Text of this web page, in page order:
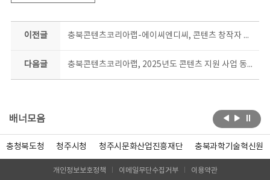
이전글 충북콘텐츠코리아랩-에이씨엔디씨, 콘텐츠 창작자 육성 업무협약
다음글 충북콘텐츠코리아랩, 2025년도 콘텐츠 지원 사업 동시 공모
배너모음
충청북도청 청주시청 청주시문화산업진흥재단 충북과학기술혁신원
개인정보보호정책 이메일무단수집거부 이용약관